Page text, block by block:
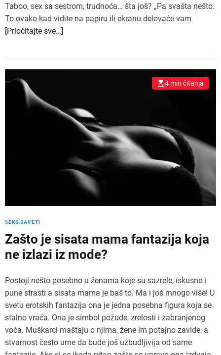
Taboo, sex sa sestrom, trudnoća… šta još? „Pa svašta nešto.
To ovako kad vidite na papiru ili ekranu delovaće vam
[Priočitajte sve…]
4 min čitanja
SEKS SAVETI
Zašto je sisata mama fantazija koja
ne izlazi iz mode?
Postoji nešto posebno u ženama koje su sazrele, iskusne i
pune strasti a sisata mama je baš to. Ma i još mnogo više! U
svetu erotskih fantazija ona je jedna posebna figura koja se
stalno vraća. Ona je simbol požude, zrelosti i zabranjenog
voća. Muškarci maštaju o njima, žene im potajno zavide, a
stvarnost često ume da bude još uzbudljivija od same